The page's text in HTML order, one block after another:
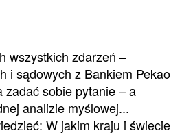
wszystkich zdarzeń –
i sądowych z Bankiem Pekao
zadać sobie pytanie – a
analizie myślowej...
W jakim kraju i świecie